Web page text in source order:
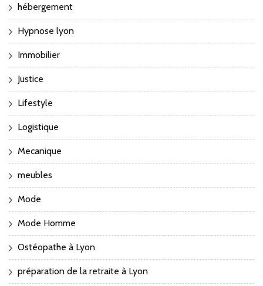
hébergement
Hypnose lyon
Immobilier
Justice
Lifestyle
Logistique
Mecanique
meubles
Mode
Mode Homme
Ostéopathe à Lyon
préparation de la retraite à Lyon